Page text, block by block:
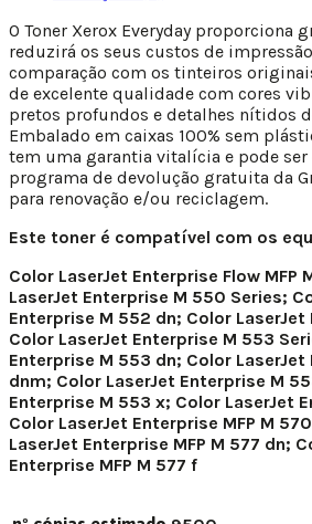
O Toner Xerox Everyday proporciona
reduzirá os seus custos de
comparação com os tinteiros
de excelente qualidade com cores
pretos profundos e detalhes nítidos
Embalado em caixas 100% sem
tem uma garantia vitalícia e pode
programa de devolução gratuita da
para renovação e/ou reciclagem.
Este toner é compatível com os
Color LaserJet Enterprise Flow MFP
LaserJet Enterprise M 550 Series;
Enterprise M 552 dn; Color
Color LaserJet Enterprise M 553
Enterprise M 553 dn; Color
dnm; Color LaserJet Enterprise M
Enterprise M 553 x; Color LaserJet
Color LaserJet Enterprise MFP M
LaserJet Enterprise MFP M 577 dn;
Enterprise MFP M 577 f